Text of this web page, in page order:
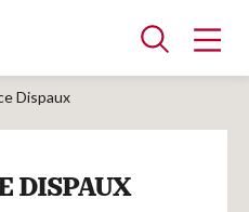
Dispaux
DISPAUX